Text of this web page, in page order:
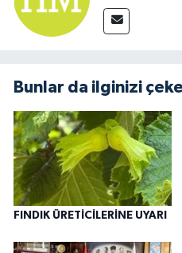
Bunlar da ilginizi
FINDIK ÜRETİCİLERİNE UYARI